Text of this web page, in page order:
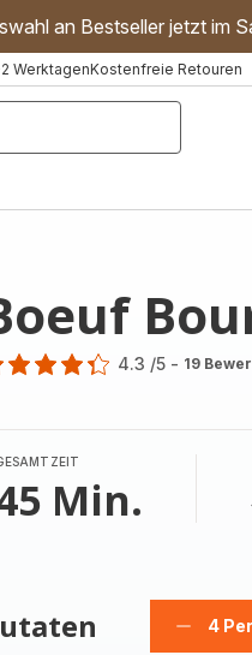
an Bestseller jetzt im
WerktagenKostenfreie Retouren
4.3 /5 - 19
Min.
4